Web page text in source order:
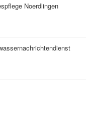
Noerdlingen